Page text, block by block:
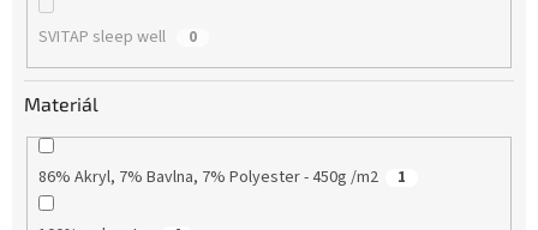
SVITAP sleep well 0
Materiál
86% Akryl, 7% Bavlna, 7% Polyester - 450g /m2 1